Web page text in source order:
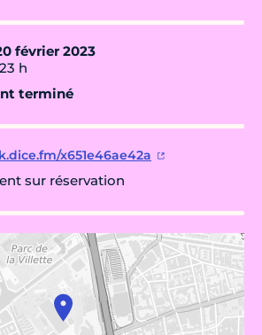
février 2023
h
terminé
x651e46ae42a
sur réservation